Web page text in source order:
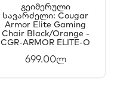
ᲙᲐᲚᲐᲗᲐᲨᲘ
ᲓᲐᲛᲐᲢᲔᲑᲐ
Გეიმერული
Სავარძელი: Cougar
Armor Elite Gaming
Chair Black/Orange -
CGR-ARMOR ELITE-O
699.00ლ